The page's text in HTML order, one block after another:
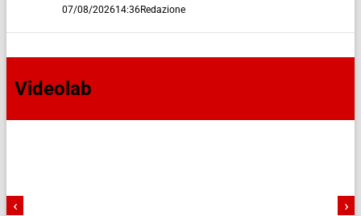
07/08/202614:36Redazione
Videolab
‹ ›